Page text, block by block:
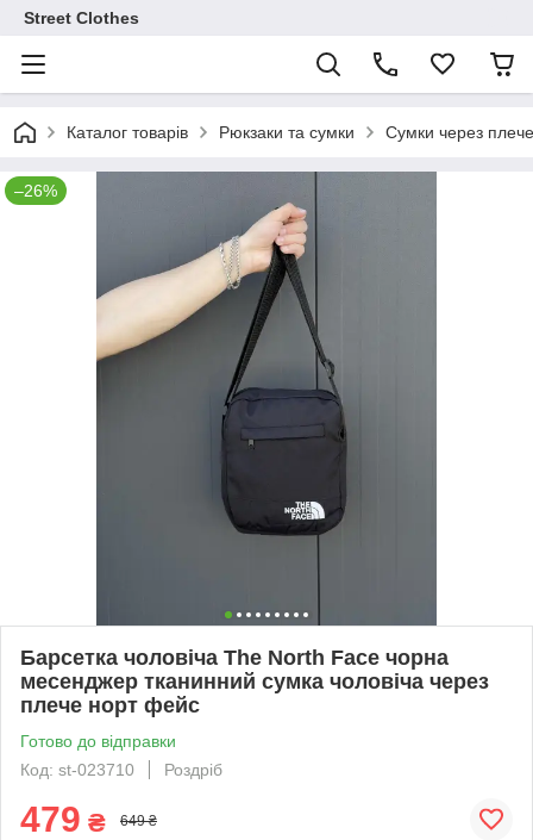
Street Clothes
Каталог товарів Рюкзаки та сумки Сумки через плече
–26%
Барсетка чоловіча The North Face чорна
месенджер тканинний сумка чоловіча через
плече норт фейс
Готово до відправки
Код: st-023710
Роздріб
479 ₴ 649 ₴